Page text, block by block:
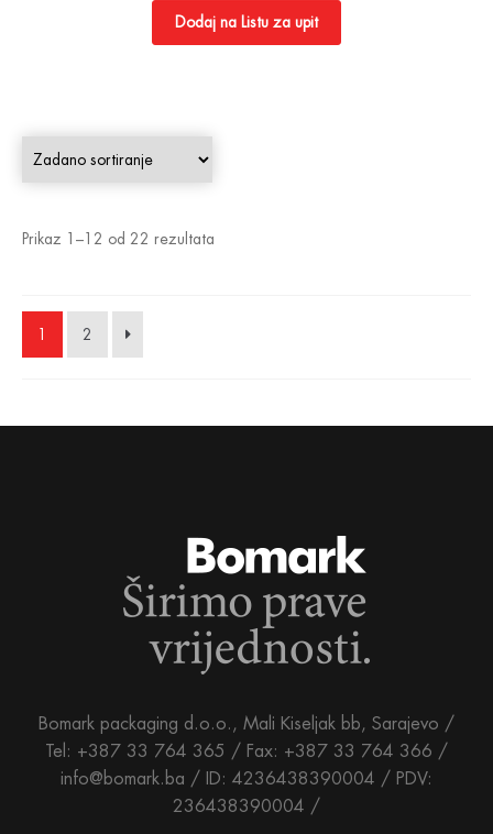
Dodaj na Listu za upit
Prikaz 1–12 od 22 rezultata
1 2
Bomark packaging d.o.o., Mali Kiseljak bb, Sarajevo /
Tel: +387 33 764 365 / Fax: +387 33 764 366 /
info@bomark.ba / ID: 4236438390004 / PDV:
236438390004 /